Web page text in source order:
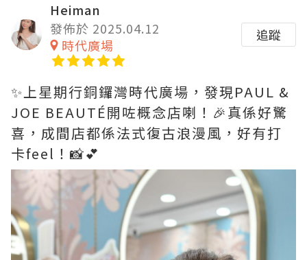
Heiman
發佈於 2025.04.12
時代廣場
追蹤
✨上星期行銅鑼灣時代廣場，發現PAUL &
JOE BEAUTÉ開咗概念店喇！🎉真係好驚
喜，成間店都係法式復古浪漫風，好有打
卡feel！📸💕